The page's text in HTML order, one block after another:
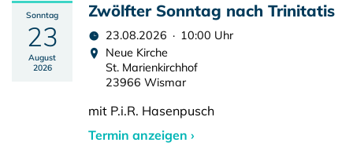
Sonntag
23
August
2026
Zwölfter Sonntag nach Trinitatis
23.08.2026 · 10:00 Uhr
Neue Kirche
St. Marienkirchhof
23966 Wismar
mit P.i.R. Hasenpusch
Termin anzeigen ›